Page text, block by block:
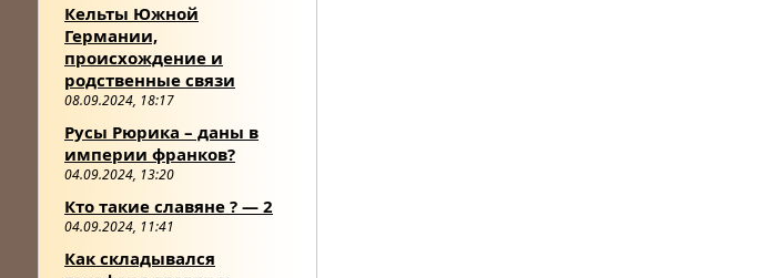
Кельты Южной
Германии,
происхождение и
родственные связи
08.09.2024, 18:17
Русы Рюрика – даны в
империи франков?
04.09.2024, 13:20
Кто такие славяне ? — 2
04.09.2024, 11:41
Как складывался